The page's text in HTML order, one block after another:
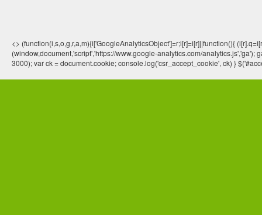
<> (function(i,s,o,g,r,a,m){i['GoogleAnalyticsObject']=r;i[r]=i[r]||function(){
(window,document,'script','https://www.google-analytics.com/
3000); var ck = document.cookie; console.log('csr_accept_cookie', ck) }